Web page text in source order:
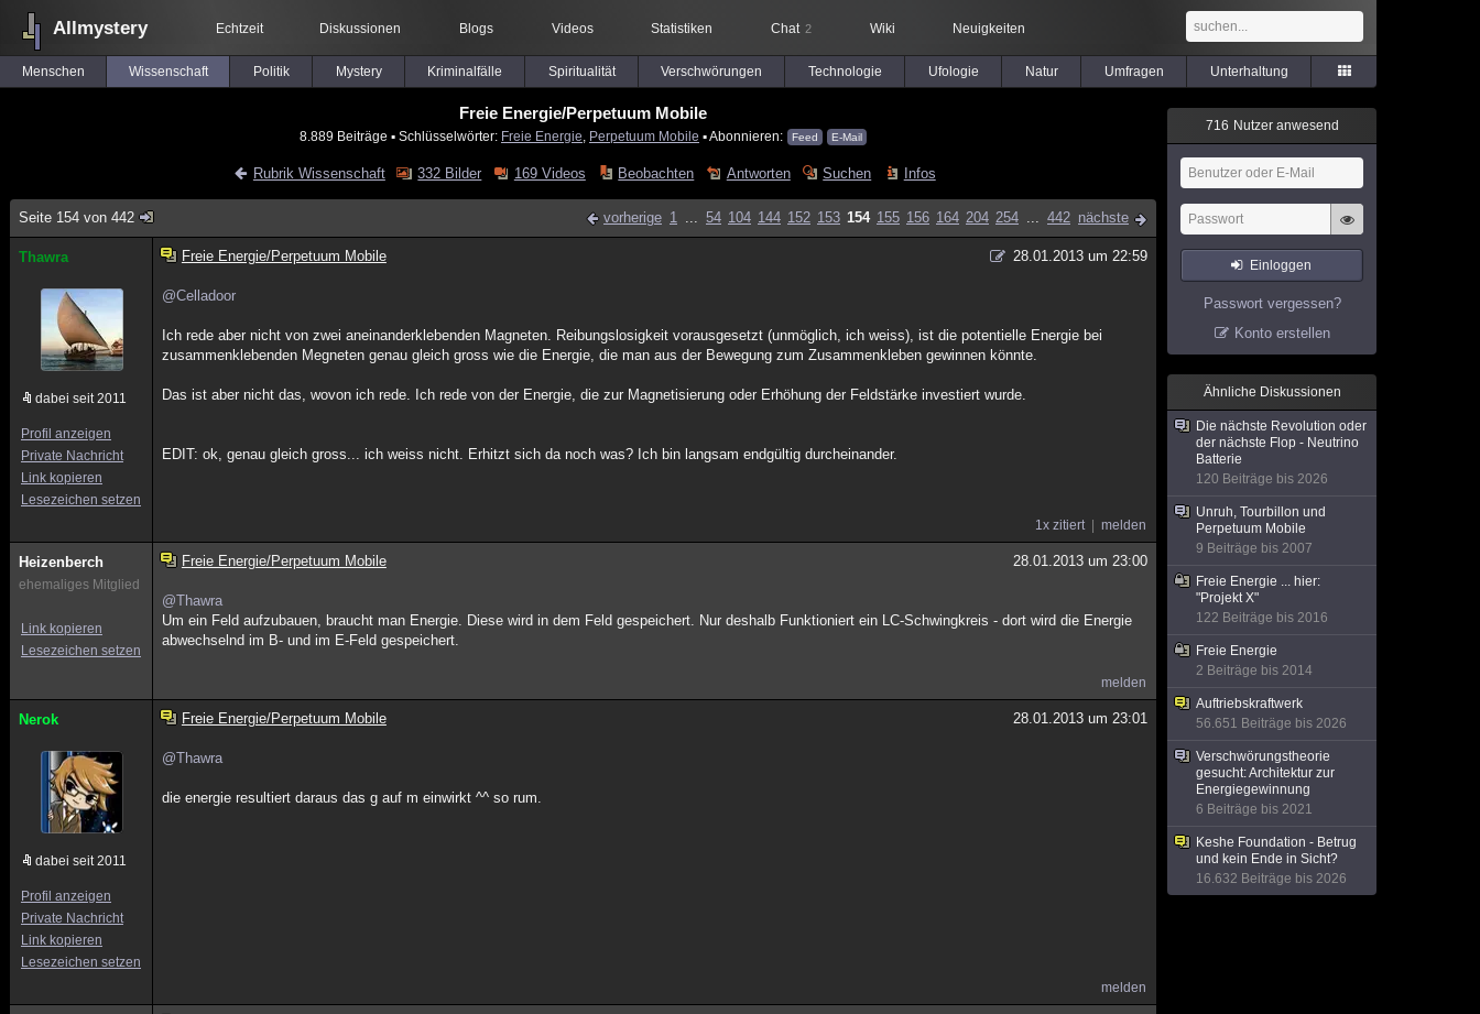
Allmystery Echtzeit Diskussionen Blogs Videos Statistiken Chat 2 Wiki Neuigkeiten
Menschen Wissenschaft Politik Mystery Kriminalfälle Spiritualität Verschwörungen Technologie Ufologie Natur Umfragen Unterhaltung
Freie Energie/Perpetuum Mobile
8.889 Beiträge ▪ Schlüsselwörter: Freie Energie Perpetuum Mobile ▪ Abonnieren: Feed E-Mail
Rubrik Wissenschaft 332 Bilder 169 Videos Beobachten Antworten Suchen Infos
Seite 154 von 442 vorherige 1 ... 54 104 144 152 153 154 155 156 164 204 254 ... 442 nächste
Thawra
dabei seit 2011
Profil anzeigen
Private Nachricht
Link kopieren
Lesezeichen setzen
Freie Energie/Perpetuum Mobile 28.01.2013 um 22:59
@Celladoor
Ich rede aber nicht von zwei aneinanderklebenden Magneten. Reibungslosigkeit vorausgesetzt (unmöglich, ich weiss), ist die potentielle Energie bei
zusammenklebenden Megneten genau gleich gross wie die Energie, die man aus der Bewegung zum Zusammenkleben gewinnen könnte.
Das ist aber nicht das, wovon ich rede. Ich rede von der Energie, die zur Magnetisierung oder Erhöhung der Feldstärke investiert wurde.
EDIT: ok, genau gleich gross... ich weiss nicht. Erhitzt sich da noch was? Ich bin langsam endgültig durcheinander.
1x zitiert melden
Heizenberch
ehemaliges Mitglied
Link kopieren
Lesezeichen setzen
Freie Energie/Perpetuum Mobile 28.01.2013 um 23:00
@Thawra
Um ein Feld aufzubauen, braucht man Energie. Diese wird in dem Feld gespeichert. Nur deshalb Funktioniert ein LC-Schwingkreis - dort wird die Energie
abwechselnd im B- und im E-Feld gespeichert.
melden
Nerok
dabei seit 2011
Profil anzeigen
Private Nachricht
Link kopieren
Lesezeichen setzen
Freie Energie/Perpetuum Mobile 28.01.2013 um 23:01
@Thawra
die energie resultiert daraus das g auf m einwirkt ^^ so rum.
melden
716 Nutzer anwesend
Einloggen
Passwort vergessen?
Konto erstellen
Ähnliche Diskussionen
Die nächste Revolution oder
der nächste Flop - Neutrino
Batterie
120 Beiträge bis 2026
Unruh, Tourbillon und
Perpetuum Mobile
9 Beiträge bis 2007
Freie Energie ... hier:
"Projekt X"
122 Beiträge bis 2016
Freie Energie
2 Beiträge bis 2014
Auftriebskraftwerk
56.651 Beiträge bis 2026
Verschwörungstheorie
gesucht: Architektur zur
Energiegewinnung
6 Beiträge bis 2021
Keshe Foundation - Betrug
und kein Ende in Sicht?
16.632 Beiträge bis 2026